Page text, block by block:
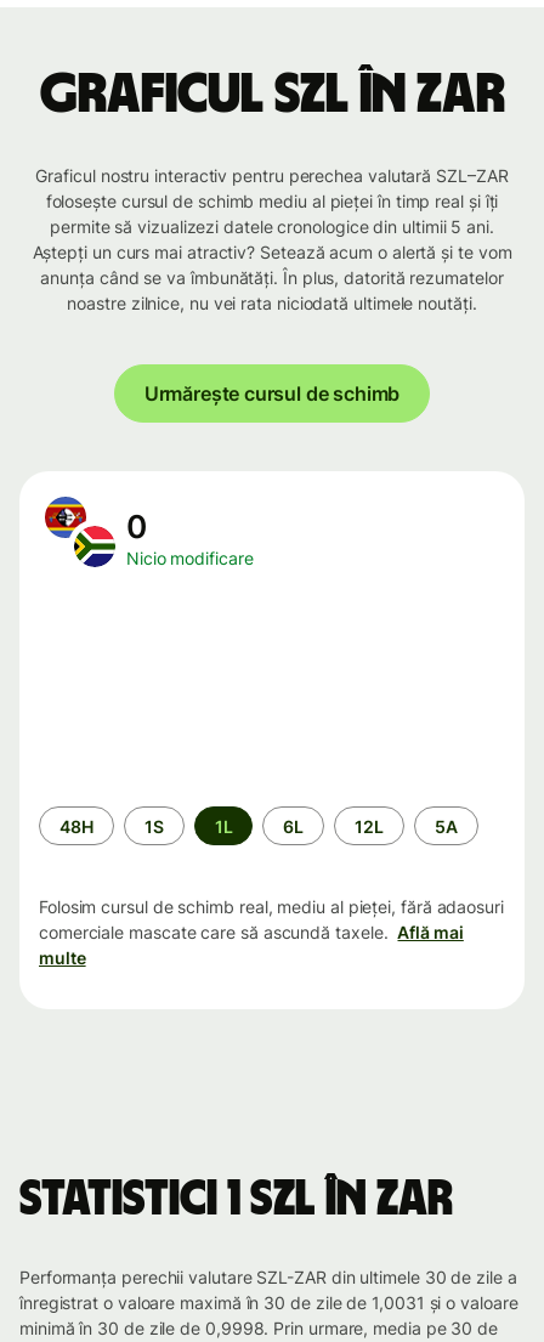
Graficul SZL în ZAR
Graficul nostru interactiv pentru perechea valutară SZL–ZAR
folosește cursul de schimb mediu al pieței în timp real și îți
permite să vizualizezi datele cronologice din ultimii 5 ani.
Aștepți un curs mai atractiv? Setează acum o alertă și te vom
anunța când se va îmbunătăți. În plus, datorită rezumatelor
noastre zilnice, nu vei rata niciodată ultimele noutăți.
Urmărește cursul de schimb
0
Nicio modificare
Perioada
48H 1S 1L 6L 12L 5A
Folosim cursul de schimb real, mediu al pieței, fără adaosuri
comerciale mascate care să ascundă taxele. Află mai
multe
Statistici 1 SZL în ZAR
Performanța perechii valutare SZL-ZAR din ultimele 30 de zile a
înregistrat o valoare maximă în 30 de zile de 1,0031 și o valoare
minimă în 30 de zile de 0,9998. Prin urmare, media pe 30 de